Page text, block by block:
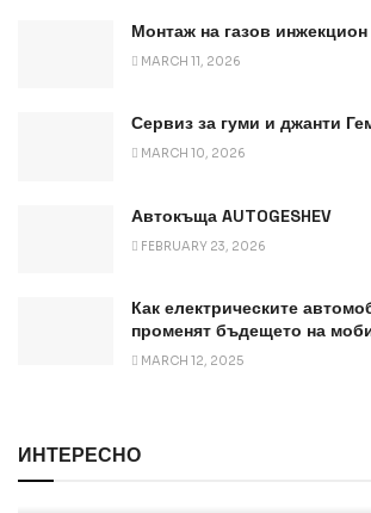
Монтаж на газов
MARCH 11, 2026
Сервиз за гуми и джанти
MARCH 10, 2026
Автокъща AUTOGESHEV
FEBRUARY 23, 2026
Как електрическите
променят бъдещето на
MARCH 12, 2025
ИНТЕРЕСНО